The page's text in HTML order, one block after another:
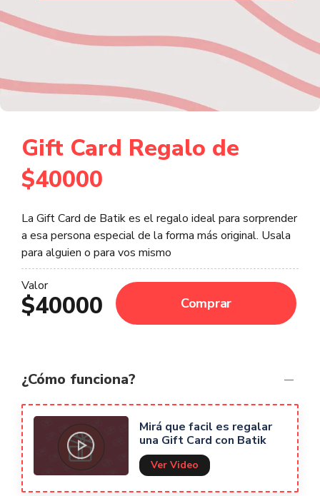
Gift Card Regalo de
$40000
La Gift Card de Batik es el regalo ideal para sorprender
a esa persona especial de la forma más original. Usala
para alguien o para vos mismo
Valor
$40000 Comprar
¿Cómo funciona?
Mirá que facil es regalar
una Gift Card con Batik
Ver Video